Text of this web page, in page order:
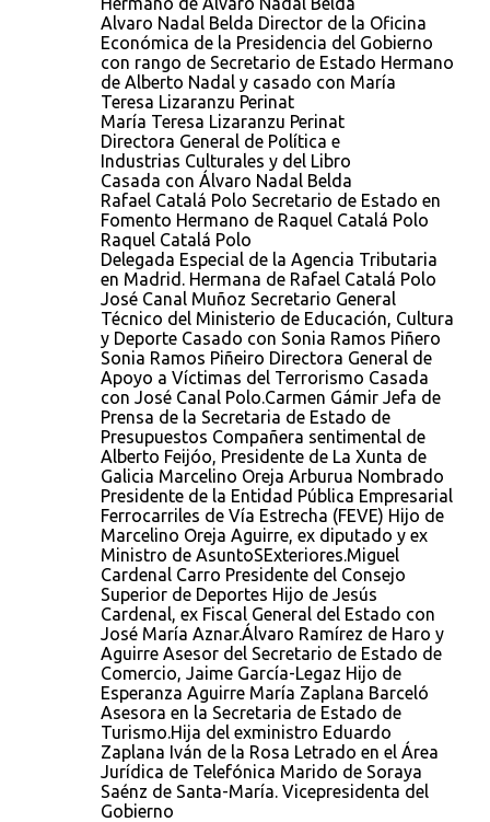
Alvaro Nadal Belda Director de la Oficina
Económica de la Presidencia del Gobierno
con rango de Secretario de Estado Hermano
de Alberto Nadal y casado con María
Teresa Lizaranzu Perinat
María Teresa Lizaranzu Perinat
Directora General de Política e
Industrias Culturales y del Libro
Casada con Álvaro Nadal Belda
Rafael Catalá Polo Secretario de Estado en
Fomento Hermano de Raquel Catalá Polo
Raquel Catalá Polo
Delegada Especial de la Agencia Tributaria
en Madrid. Hermana de Rafael Catalá Polo
José Canal Muñoz Secretario General
Técnico del Ministerio de Educación, Cultura
y Deporte Casado con Sonia Ramos Piñero
Sonia Ramos Piñeiro Directora General de
Apoyo a Víctimas del Terrorismo Casada
con José Canal Polo.Carmen Gámir Jefa de
Prensa de la Secretaria de Estado de
Presupuestos Compañera sentimental de
Alberto Feijóo, Presidente de La Xunta de
Galicia Marcelino Oreja Arburua Nombrado
Presidente de la Entidad Pública Empresarial
Ferrocarriles de Vía Estrecha (FEVE) Hijo de
Marcelino Oreja Aguirre, ex diputado y ex
Ministro de AsuntoSExteriores.Miguel
Cardenal Carro Presidente del Consejo
Superior de Deportes Hijo de Jesús
Cardenal, ex Fiscal General del Estado con
José María Aznar.Álvaro Ramírez de Haro y
Aguirre Asesor del Secretario de Estado de
Comercio, Jaime García-Legaz Hijo de
Esperanza Aguirre María Zaplana Barceló
Asesora en la Secretaria de Estado de
Turismo.Hija del exministro Eduardo
Zaplana Iván de la Rosa Letrado en el Área
Jurídica de Telefónica Marido de Soraya
Saénz de Santa-María. Vicepresidenta del
Gobierno